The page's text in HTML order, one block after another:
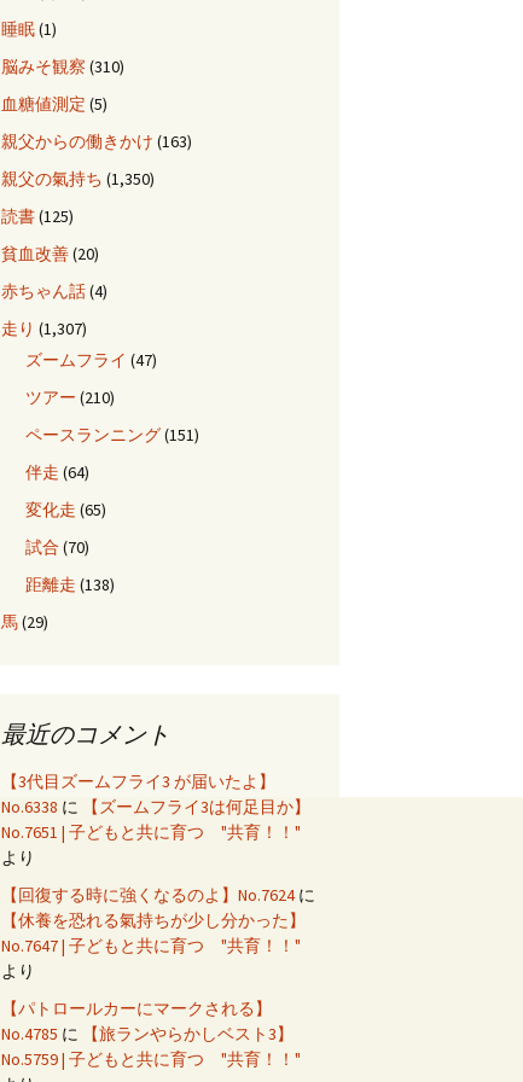
睡眠(1)
脳みそ観察 (310)
血糖値測定 (5)
親父からの働きかけ (163)
親父の氣持ち (1,350)
読書(125)
貧血改善(20)
赤ちゃん話(4)
走り (1,307)
ズームフライ (47)
ツアー (210)
ペースランニング(151)
伴走 (64)
変化走 (65)
試合 (70)
距離走 (138)
馬(29)
最近のコメント
【3代目ズームフライ3 が届いたよ】
No.6338 に
【ズームフライ3は何足目か】
No.7651 | 子どもと共に育つ "共育！！"
より
【回復する時に強くなるのよ】No.7624に
【休養を恐れる氣持ちが少し分かった】
No.7647 | 子どもと共に育つ "共育！！"
より
【パトロールカーにマークされる】
No.4785 に
【旅ランやらかしベスト3】
No.5759 | 子どもと共に育つ "共育！！"